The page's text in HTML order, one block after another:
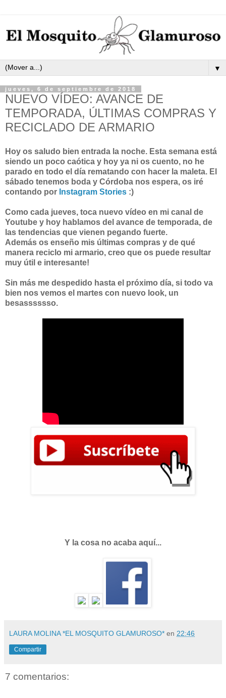
▼
jueves, 6 de septiembre de 2018
NUEVO VÍDEO: AVANCE DE
TEMPORADA, ÚLTIMAS COMPRAS Y
RECICLADO DE ARMARIO
Hoy os saludo bien entrada la noche. Esta semana está
siendo un poco caótica y hoy ya ni os cuento, no he
parado en todo el día rematando con hacer la maleta. El
sábado tenemos boda y Córdoba nos espera, os iré
contando por Instagram Stories :)
Como cada jueves, toca nuevo vídeo en mi canal de
Youtube y hoy hablamos del avance de temporada, de
las tendencias que vienen pegando fuerte.
Además os enseño mis últimas compras y de qué
manera reciclo mi armario, creo que os puede resultar
muy útil e interesante!
Sin más me despedido hasta el próximo día, si todo va
bien nos vemos el martes con nuevo look, un
besasssssso.
Y la cosa no acaba aquí...
LAURA MOLINA *EL MOSQUITO GLAMUROSO* en 22:46
Compartir
7 comentarios: